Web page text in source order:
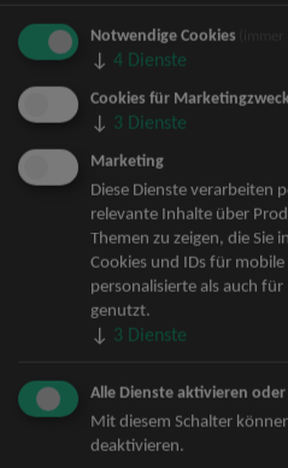
Bryan Adams Tickets
Andreas Gabalier Tickets
Die Fantastischen Vier Tickets
Herbert Grönemeyer Tickets
Deep Purple Tickets
Howard Carpendale Tickets
Jan Delay & Disko No.1 Tickets
Pur Tickets
Bob Dylan Tickets
Mark Forster Tickets
The Prodigy Tickets
Niedeckens BAP Tickets
Judas Priest Tickets
Notwendige Cookies
↓ 4 Dienste
Cookies für
↓ 3 Dienste
Marketing
Diese Dienste verarbeiten
relevante Inhalte über
Themen zu zeigen, die Sie
Cookies und IDs für
personalisierte als auch
genutzt.
↓ 3 Dienste
Alle Dienste aktivieren
Mit diesem Schalter
deaktivieren.